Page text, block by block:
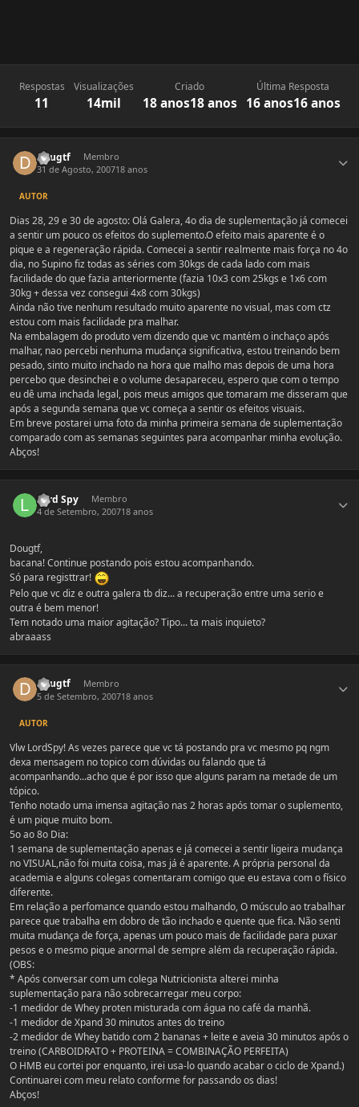
Respostas
11
Visualizações
14mil
Criado
18 anos18 anos
Última Resposta
16 anos16 anos
Dougtf
Membro
31 de Agosto, 200718 anos
AUTOR
Dias 28, 29 e 30 de agosto: Olá Galera, 4o dia de suplementação já comecei
a sentir um pouco os efeitos do suplemento.O efeito mais aparente é o
pique e a regeneração rápida. Comecei a sentir realmente mais força no 4o
dia, no Supino fiz todas as séries com 30kgs de cada lado com mais
facilidade do que fazia anteriormente (fazia 10x3 com 25kgs e 1x6 com
30kg + dessa vez consegui 4x8 com 30kgs)
Ainda não tive nenhum resultado muito aparente no visual, mas com ctz
estou com mais facilidade pra malhar.
Na embalagem do produto vem dizendo que vc mantém o inchaço após
malhar, nao percebi nenhuma mudança significativa, estou treinando bem
pesado, sinto muito inchado na hora que malho mas depois de uma hora
percebo que desinchei e o volume desapareceu, espero que com o tempo
eu dê uma inchada legal, pois meus amigos que tomaram me disseram que
após a segunda semana que vc começa a sentir os efeitos visuais.
Em breve postarei uma foto da minha primeira semana de suplementação
comparado com as semanas seguintes para acompanhar minha evolução.
Abços!
Lord Spy
Membro
4 de Setembro, 200718 anos
Dougtf,
bacana! Continue postando pois estou acompanhando.
Só para registtrar!
Pelo que vc diz e outra galera tb diz... a recuperação entre uma serio e
outra é bem menor!
Tem notado uma maior agitação? Tipo... ta mais inquieto?
abraaass
Dougtf
Membro
5 de Setembro, 200718 anos
AUTOR
Vlw LordSpy! As vezes parece que vc tá postando pra vc mesmo pq ngm
dexa mensagem no topico com dúvidas ou falando que tá
acompanhando...acho que é por isso que alguns param na metade de um
tópico.
Tenho notado uma imensa agitação nas 2 horas após tomar o suplemento,
é um pique muito bom.
5o ao 8o Dia:
1 semana de suplementação apenas e já comecei a sentir ligeira mudança
no VISUAL,não foi muita coisa, mas já é aparente. A própria personal da
academia e alguns colegas comentaram comigo que eu estava com o físico
diferente.
Em relação a perfomance quando estou malhando, O músculo ao trabalhar
parece que trabalha em dobro de tão inchado e quente que fica. Não senti
muita mudança de força, apenas um pouco mais de facilidade para puxar
pesos e o mesmo pique anormal de sempre além da recuperação rápida.
(OBS:
* Após conversar com um colega Nutricionista alterei minha
suplementação para não sobrecarregar meu corpo:
-1 medidor de Whey proten misturada com água no café da manhã.
-1 medidor de Xpand 30 minutos antes do treino
-2 medidor de Whey batido com 2 bananas + leite e aveia 30 minutos após o
treino (CARBOIDRATO + PROTEINA = COMBINAÇÃO PERFEITA)
O HMB eu cortei por enquanto, irei usa-lo quando acabar o ciclo de Xpand.)
Continuarei com meu relato conforme for passando os dias!
Abços!